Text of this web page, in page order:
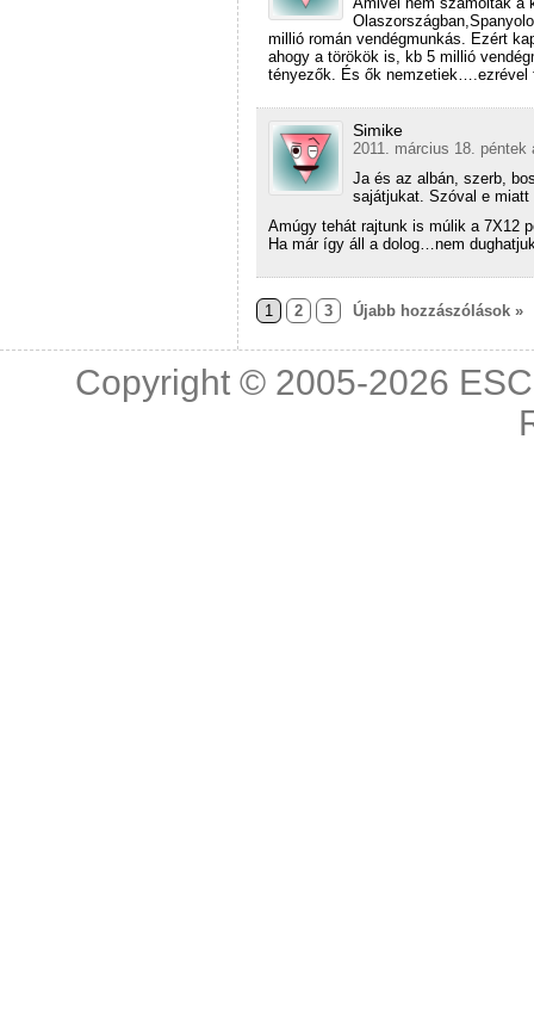
millió román vendégmunkás. Ezért
ahogy a törökök is, kb 5 millió
tényezők. És ők nemzetiek….ezrével
Simike
2011. március 18. péntek
Ja és az albán, szerb,
sajátjukat. Szóval e miatt
Amúgy tehát rajtunk is múlik a 7X12
Ha már így áll a dolog…nem
1 2 3 Újabb hozzászólások »
Copyright © 2005-2026